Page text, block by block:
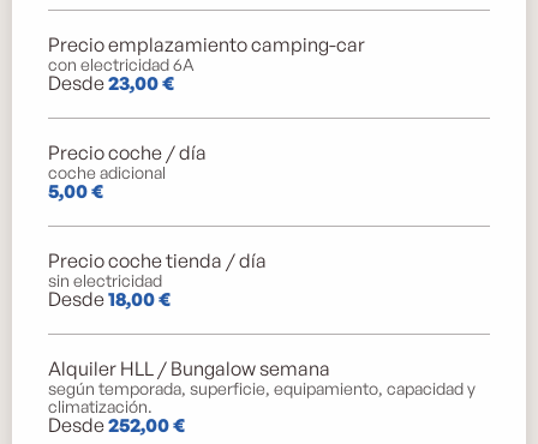
Precio emplazamiento camping-car
con electricidad 6A
Desde23,00 €
Precio coche / día
coche adicional
5,00 €
Precio coche tienda / día
sin electricidad
Desde18,00 €
Alquiler HLL / Bungalow semana
según temporada, superficie, equipamiento, capacidad y
climatización.
Desde252,00 €